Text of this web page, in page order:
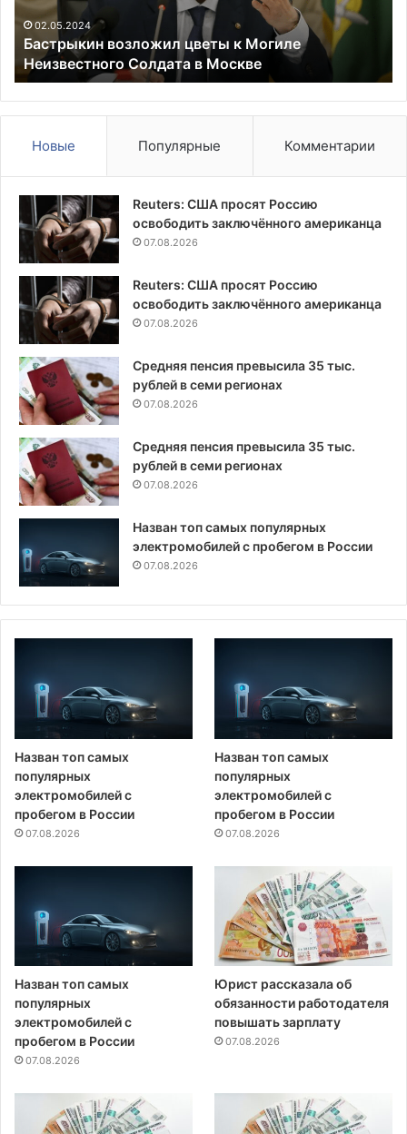
Солдата
Москве
02.05.2024
Бастрыкин возложил цветы к Могиле
Неизвестного Солдата в Москве
Новые Популярные Комментарии
Reuters: США просят Россию
освободить заключённого американца
07.08.2026
Reuters: США просят Россию
освободить заключённого американца
07.08.2026
Средняя пенсия превысила 35 тыс.
рублей в семи регионах
07.08.2026
Средняя пенсия превысила 35 тыс.
рублей в семи регионах
07.08.2026
Назван топ самых популярных
электромобилей с пробегом в России
07.08.2026
Назван топ самых
популярных
электромобилей с
пробегом в России
07.08.2026
Назван топ самых
популярных
электромобилей с
пробегом в России
07.08.2026
Назван топ самых
популярных
электромобилей с
пробегом в России
07.08.2026
Юрист рассказала об
обязанности работодателя
повышать зарплату
07.08.2026